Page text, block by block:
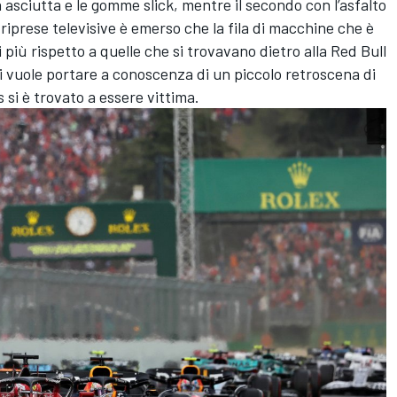
e le gomme slick, mentre il secondo con l’asfalto
televisive è emerso che la fila di macchine che è
rispetto a quelle che si trovavano dietro alla Red Bull
portare a conoscenza di un piccolo retroscena di
si è trovato a essere vittima.